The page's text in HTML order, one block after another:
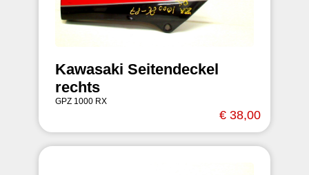
Kawasaki Seitendeckel
rechts
GPZ 1000 RX
€ 38,00